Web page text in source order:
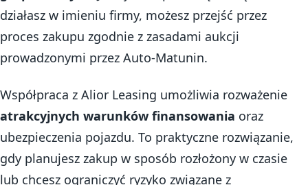
działasz w imieniu firmy, możesz przejść przez
proces zakupu zgodnie z zasadami aukcji
prowadzonymi przez Auto-Matunin.
Współpraca z Alior Leasing umożliwia rozważenie
atrakcyjnych warunków finansowania oraz
ubezpieczenia pojazdu. To praktyczne rozwiązanie,
gdy planujesz zakup w sposób rozłożony w czasie
lub chcesz ograniczyć ryzyko związane z